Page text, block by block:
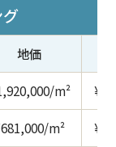
地価
m²
m²